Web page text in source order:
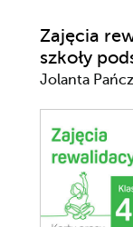
Zajęcia
szkoły
Jolanta